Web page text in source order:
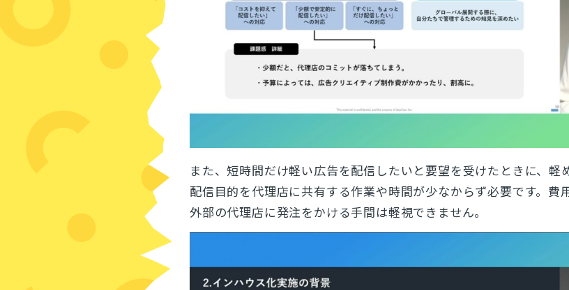
また、短時間だけ軽い広告を配信したいと要望を受けたときに、軽
配信目的を代理店に共有する作業や時間が少なからず必要です。費
外部の代理店に発注をかける手間は軽視できません。